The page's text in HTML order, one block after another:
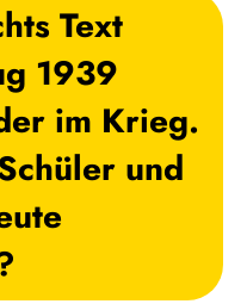
Text
1939
im Krieg.
und